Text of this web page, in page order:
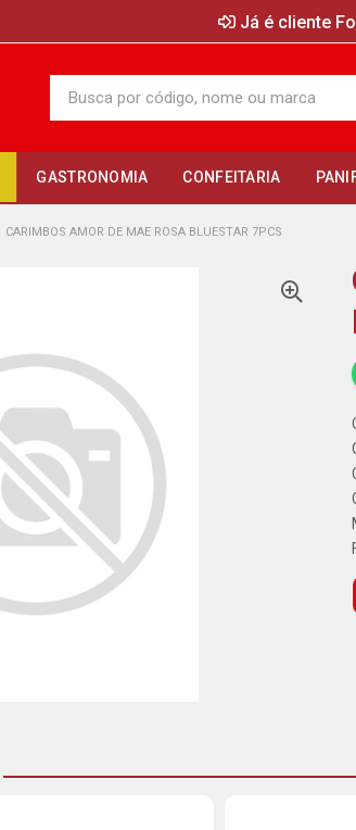
Já é cliente
GASTRONOMIA CONFEITARIA
CARIMBOS AMOR DE MAE ROSA BLUESTAR 7PCS